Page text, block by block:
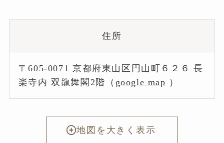
住所
〒605-0071 京都府東山区円山町６２６ 長
楽寺内 双龍舞閣2階（ google map ）
地図を大きく表示